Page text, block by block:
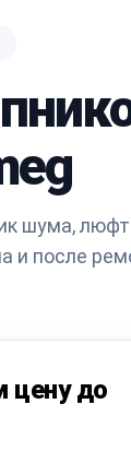
шума,
и после
цену до